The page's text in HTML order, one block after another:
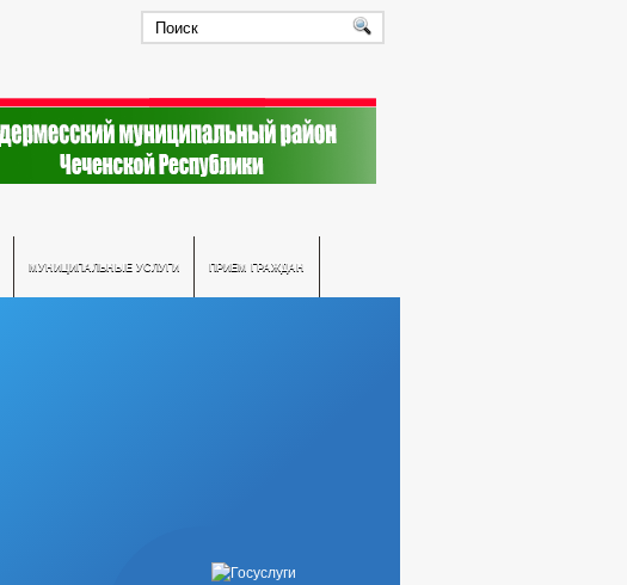
МУНИЦИПАЛЬНЫЕ УСЛУГИ ПРИЕМ ГРАЖДАН